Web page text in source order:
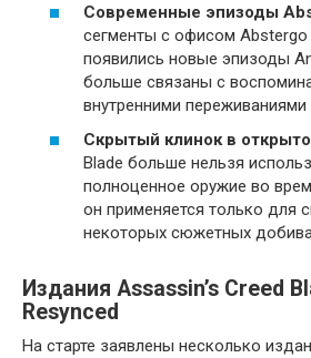
Современные эпизоды
сегменты с офисом Abstergo
появились новые эпизоды
больше связаны с
внутренними
Скрытый клинок в
Blade больше нельзя
полноценное оружие во
он применяется только для
некоторых сюжетных
Издания Assassin’s Creed
Resynced
На старте заявлены несколько